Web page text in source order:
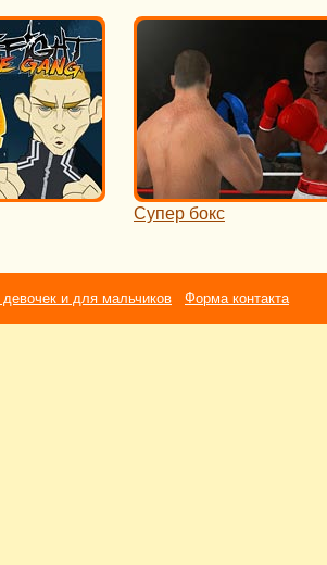
Супер бокс
и для мальчиков Форма контакта